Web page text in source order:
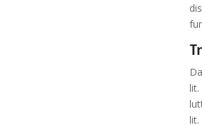
lit.
lit.